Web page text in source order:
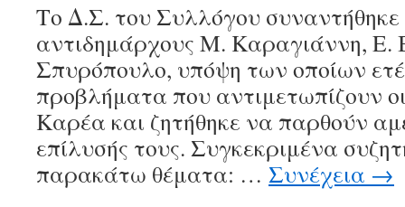
Το Δ.Σ. του Συλλόγου συναντήθηκε
αντιδημάρχους Μ. Καραγιάννη, Ε.
Σπυρόπουλο, υπόψη των οποίων
προβλήματα που αντιμετωπίζουν
Καρέα και ζητήθηκε να παρθούν
επίλυσής τους. Συγκεκριμένα
παρακάτω θέματα: … Συνέχεια →